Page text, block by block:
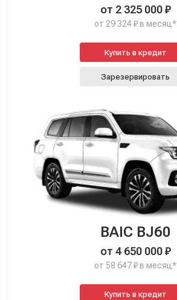
от 2 325 000 ₽
от 29 324 ₽ в месяц*
Купить в кредит
Зарезервировать
BAIC BJ60
от 4 650 000 ₽
от 58 647 ₽ в месяц*
Купить в кредит